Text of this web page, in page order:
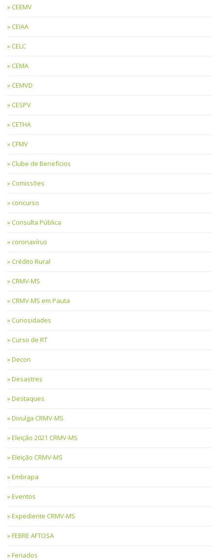
CEEMV
CEIAA
CELC
CEMA
CEMVD
CESPV
CETHA
CFMV
Clube de Benefícios
Comissões
concurso
Consulta Pública
coronavírus
Crédito Rural
CRMV-MS
CRMV-MS em Pauta
Curiosidades
Curso de RT
Decon
Desastres
Destaques
Divulga CRMV-MS
Eleição 2021 CRMV-MS
Eleição CRMV-MS
Embrapa
Eventos
Expediente CRMV-MS
FEBRE AFTOSA
Feriados